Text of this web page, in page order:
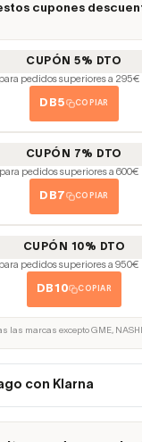
cupones
CUPÓN 5% DTO
para pedidos superiores a 295€
DB5 COPIAR
CUPÓN 7% DTO
para pedidos superiores a 600€
DB7 COPIAR
CUPÓN 10% DTO
para pedidos superiores a 950€
DB10 COPIAR
las marcas excepto GME,
con Klarna